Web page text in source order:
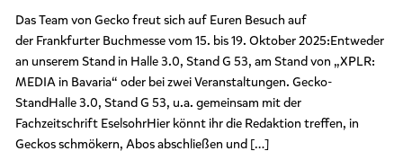
Das Team von Gecko freut sich auf Euren Besuch auf
der Frankfurter Buchmesse vom 15. bis 19. Oktober 2025:Entweder
an unserem Stand in Halle 3.0, Stand G 53, am Stand von „XPLR:
MEDIA in Bavaria“ oder bei zwei Veranstaltungen. Gecko-
StandHalle 3.0, Stand G 53, u.a. gemeinsam mit der
Fachzeitschrift EselsohrHier könnt ihr die Redaktion treffen, in
Geckos schmökern, Abos abschließen und […]